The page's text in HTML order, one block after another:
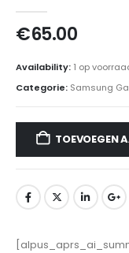
€65.00
Availability: 1 op
Categorie: Samsung
TOEVOEGEN